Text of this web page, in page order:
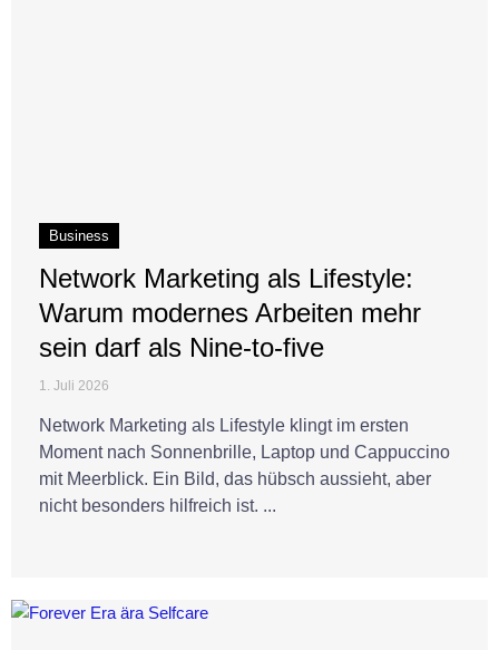
Business
Network Marketing als Lifestyle:
Warum modernes Arbeiten mehr
sein darf als Nine-to-five
1. Juli 2026
Network Marketing als Lifestyle klingt im ersten
Moment nach Sonnenbrille, Laptop und Cappuccino
mit Meerblick. Ein Bild, das hübsch aussieht, aber
nicht besonders hilfreich ist. ...